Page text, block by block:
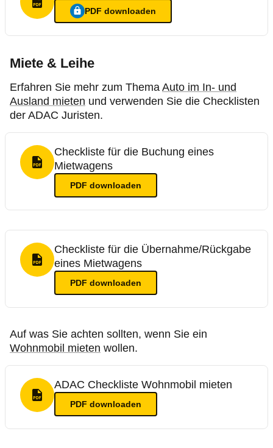
PDF Format
Ein Login ist nötig für
PDF downloaden
Mustereinspruch Bußgeldverfahren
Miete & Leihe
Erfahren Sie mehr zum Thema Auto im In- und
Ausland mieten und verwenden Sie die Checklisten
der ADAC Juristen.
PDF Format
Checkliste für die Buchung eines
Mietwagens
PDF downloaden
PDF Format
Checkliste für die Übernahme/Rückgabe
eines Mietwagens
PDF downloaden
Auf was Sie achten sollten, wenn Sie ein
Wohnmobil mieten wollen.
PDF Format
ADAC Checkliste Wohnmobil mieten
PDF downloaden